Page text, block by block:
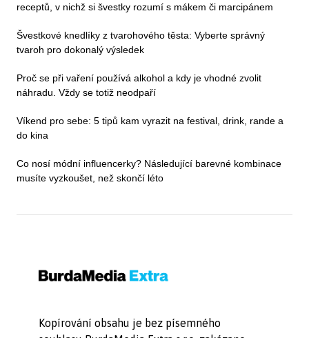
receptů, v nichž si švestky rozumí s mákem či marcipánem
Švestkové knedlíky z tvarohového těsta: Vyberte správný
tvaroh pro dokonalý výsledek
Proč se při vaření používá alkohol a kdy je vhodné zvolit
náhradu. Vždy se totiž neodpaří
Víkend pro sebe: 5 tipů kam vyrazit na festival, drink, rande a
do kina
Co nosí módní influencerky? Následující barevné kombinace
musíte vyzkoušet, než skončí léto
Kopírování obsahu je bez písemného